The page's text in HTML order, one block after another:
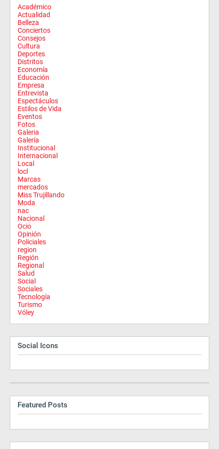
Académico
Actualidad
Belleza
Conciertos
Consejos
Cultura
Deportes
Distritos
Economía
Educación
Empresa
Entrevista
Espectáculos
Estilos de Vida
Eventos
Fotos
Galeria
Galería
Institucional
Internacional
Local
locl
Marcas
mercados
Miss Trujillando
Moda
nac
Nacional
Ocio
Opinión
Policiales
region
Región
Regional
Salud
Social
Sociales
Tecnología
Turismo
Vóley
Social Icons
Featured Posts